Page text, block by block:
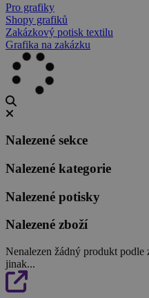
Pro grafiky
Shopy grafiků
Zakázkový potisk textilu
Grafika na zakázku
Nalezené sekce
Nalezené kategorie
Nalezené potisky
Nalezené zboží
Nenalezen žádný produkt
jinak...